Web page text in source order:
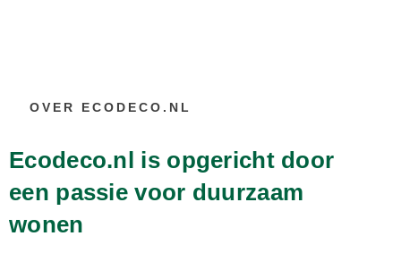
OVER ECODECO.NL
Ecodeco.nl is opgericht door
een passie voor duurzaam
wonen